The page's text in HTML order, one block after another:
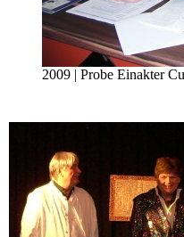
2009 | Probe Einakter